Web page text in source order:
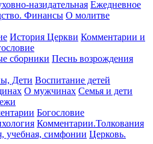
назидательная Ежедневное
Финансы О молитве
История Церкви Комментарии и
сборники Песнь возрождения
Дети Воспитание детей
О мужчинах Семья и дети
Богословие
Комментарии.Толкования
учебная, симфонии Церковь.